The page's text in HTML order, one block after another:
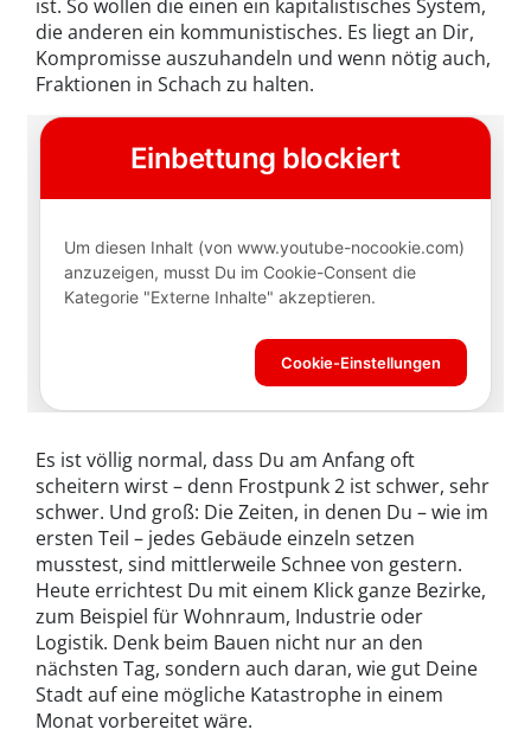
ist. So wollen die einen ein kapitalistisches System,
die anderen ein kommunistisches. Es liegt an Dir,
Kompromisse auszuhandeln und wenn nötig auch,
Fraktionen in Schach zu halten.
Es ist völlig normal, dass Du am Anfang oft
scheitern wirst – denn Frostpunk 2 ist schwer, sehr
schwer. Und groß: Die Zeiten, in denen Du – wie im
ersten Teil – jedes Gebäude einzeln setzen
musstest, sind mittlerweile Schnee von gestern.
Heute errichtest Du mit einem Klick ganze Bezirke,
zum Beispiel für Wohnraum, Industrie oder
Logistik. Denk beim Bauen nicht nur an den
nächsten Tag, sondern auch daran, wie gut Deine
Stadt auf eine mögliche Katastrophe in einem
Monat vorbereitet wäre.